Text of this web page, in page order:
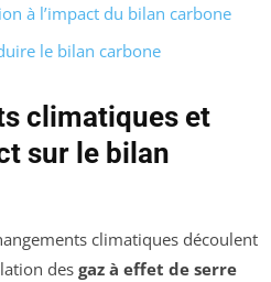
à l’impact du bilan carbone
le bilan carbone
climatiques et
sur le bilan
climatiques découlent
des gaz à effet de serre